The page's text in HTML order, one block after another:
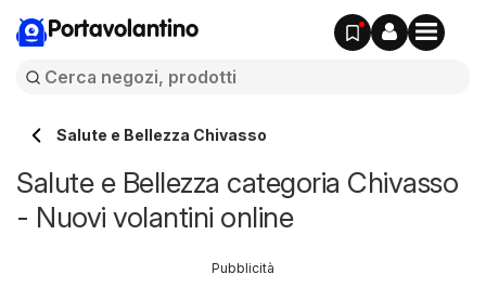
Portavolantino
Salute e Bellezza Chivasso
Salute e Bellezza categoria Chivasso
- Nuovi volantini online
Pubblicità